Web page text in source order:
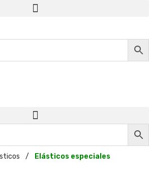
/ Elásticos especiales